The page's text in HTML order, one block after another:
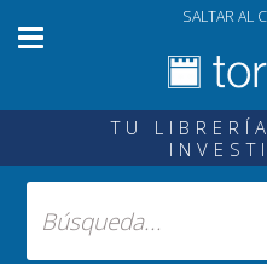
SALTAR AL
TU